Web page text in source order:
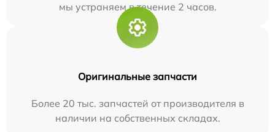
мы устраняем в течение 2 часов.
Оригинальные запчасти
Более 20 тыс. запчастей от производителя в
наличии на собственных складах.